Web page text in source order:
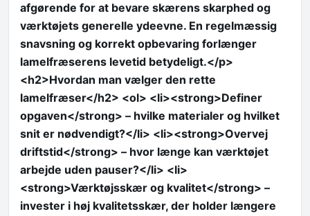
afgørende for at bevare skærens skarphed og
værktøjets generelle ydeevne. En regelmæssig
snavsning og korrekt opbevaring forlænger
lamelfræserens levetid betydeligt.</p>
<h2>Hvordan man vælger den rette
lamelfræser</h2> <ol> <li><strong>Definer
opgaven</strong> – hvilke materialer og hvilket
snit er nødvendigt?</li> <li><strong>Overvej
driftstid</strong> – hvor længe kan værktøjet
arbejde uden pauser?</li> <li>
<strong>Værktøjsskær og kvalitet</strong> –
invester i høj kvalitetsskær, der holder længere